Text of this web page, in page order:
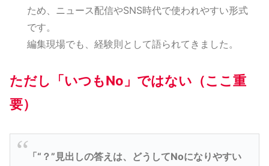
ため、ニュース配信やSNS時代で使われやすい形式
です。
編集現場でも、経験則として語られてきました。
ただし「いつもNo」ではない（ここ重
要）
「“？”見出しの答えは、どうしてNoになりやすい